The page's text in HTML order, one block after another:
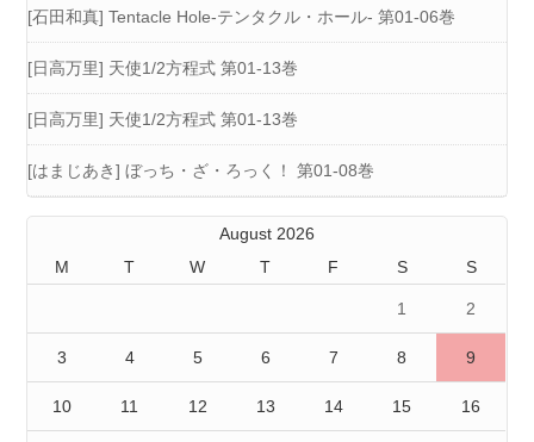
[石田和真] Tentacle Hole-テンタクル・ホール- 第01-06巻
[日高万里] 天使1/2方程式 第01-13巻
[日高万里] 天使1/2方程式 第01-13巻
[はまじあき] ぼっち・ざ・ろっく！ 第01-08巻
August 2026
M
T W T F S S
1 2
3 4 5 6 7 8 9
10 11 12 13 14 15 16